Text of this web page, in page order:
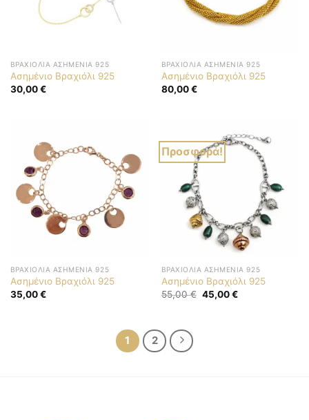
ΒΡΑΧΙΌΛΙΑ ΑΣΗΜΈΝΙΑ 925
Ασημένιο Βραχιόλι 925
30,00€
ΒΡΑΧΙΌΛΙΑ ΑΣΗΜΈΝΙΑ 925
Ασημένιο Βραχιόλι 925
80,00€
ΒΡΑΧΙΌΛΙΑ ΑΣΗΜΈΝΙΑ 925
Ασημένιο Βραχιόλι 925
35,00€
Προσφορά!
ΒΡΑΧΙΌΛΙΑ ΑΣΗΜΈΝΙΑ 925
Ασημένιο Βραχιόλι 925
55,00€ Original
price
45,00€Η
1 2